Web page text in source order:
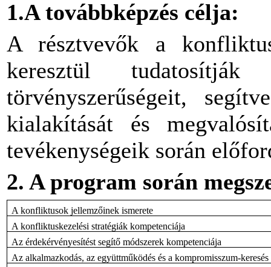
1.A továbbképzés célja:
A résztvevők a
keresztül
törvényszerűségeit,
kialakítását és
tevékenységeik során
2. A program során
A konfliktusok jellemzőinek ismerete
A konfliktuskezelési stratégiák kompetenciája
Az érdekérvényesítést segítő módszerek kompetenciája
Az alkalmazkodás, az együttműködés és a kompromisszum-